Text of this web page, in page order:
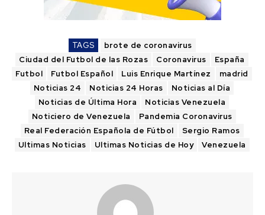
TAGS
brote de coronavirus
Ciudad del Futbol de las Rozas
Coronavirus
España
Futbol
Futbol Español Luis Enrique Martínez
madrid
Noticias 24
Noticias 24 Horas
Noticias al Día
Noticias de Última Hora
Noticias Venezuela
Noticiero de Venezuela
Pandemia Coronavirus
Real Federación Española de Fútbol
Sergio Ramos
Ultimas Noticias
Ultimas Noticias de Hoy Venezuela